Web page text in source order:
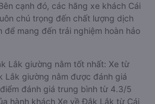
cạnh đó, các hãng xe khách Cái
chú trọng đến chất lượng dịch
mang đến trải nghiệm hoàn hảo
Lắk giường nằm tốt nhất: Xe từ
Lắk giường nằm được đánh giá
đánh giá trung bình từ 4.3/5
hành khách Xe về Đắk Lắk từ Cái